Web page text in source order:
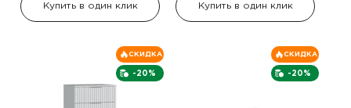
Купить в один клик Купить в один клик
-20%
СКИДКА
-20%
СКИДКА